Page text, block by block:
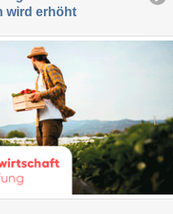
wird erhöht